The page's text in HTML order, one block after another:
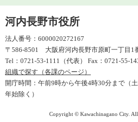
河内長野市役所
法人番号：6000020272167
〒586-8501 大阪府河内長野市原町一丁目1
Tel：0721-53-1111（代表） Fax：0721-55-
組織で探す（各課のページ）
開庁時間：午前9時から午後4時30分まで（
年始除く）
Copyright © Kawachinagano City. All